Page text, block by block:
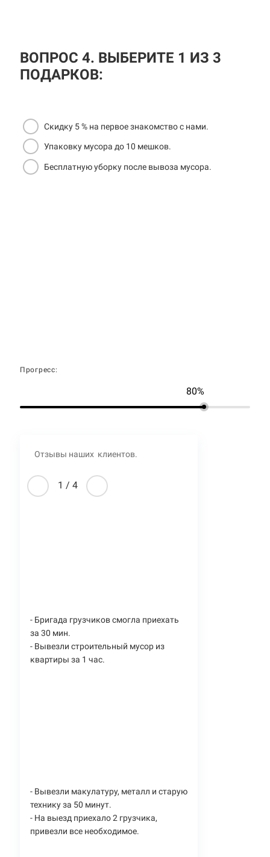
ВОПРОС 4. ВЫБЕРИТЕ 1 ИЗ 3
ПОДАРКОВ:
Скидку 5 % на первое знакомство с нами.
Упаковку мусора до 10 мешков.
Бесплатную уборку после вывоза мусора.
Прогресс:
80%
Отзывы наших клиентов.
1 / 4
- Бригада грузчиков смогла приехать
за 30 мин.
- Вывезли строительный мусор из
квартиры за 1 час.
- Вывезли макулатуру, металл и старую
технику за 50 минут.
- На выезд приехало 2 грузчика,
привезли все необходимое.